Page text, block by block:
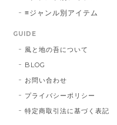
≡ジャンル別アイテム
GUIDE
風と地の吾について
BLOG
お問い合わせ
プライバシーポリシー
特定商取引法に基づく表記